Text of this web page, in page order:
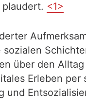
<1>
über den
Erleben